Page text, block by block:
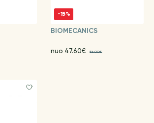
-15%
BIOMECANICS
nuo 47.60€ 56.00€